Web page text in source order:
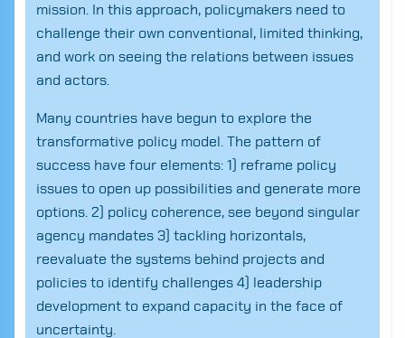
mission. In this approach, policymakers need to
challenge their own conventional, limited thinking,
and work on seeing the relations between issues
and actors.
Many countries have begun to explore the
transformative policy model. The pattern of
success have four elements: 1) reframe policy
issues to open up possibilities and generate more
options. 2) policy coherence, see beyond singular
agency mandates 3) tackling horizontals,
reevaluate the systems behind projects and
policies to identify challenges 4) leadership
development to expand capacity in the face of
uncertainty.